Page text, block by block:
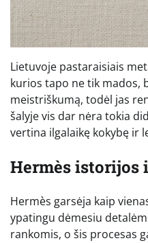
Lietuvoje pastaraisiais
kurios tapo ne tik mados,
meistriškumą, todėl jas
šalyje vis dar nėra tokia
vertina ilgalaikę kokybę ir
Hermès istorijos
Hermès garsėja kaip
ypatingu dėmesiu
rankomis, o šis procesas